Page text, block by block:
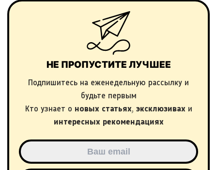
НЕ ПРОПУСТИТЕ ЛУЧШЕЕ
Подпишитесь на еженедельную рассылку и
будьте первым
Кто узнает о новых статьях, эксклюзивах и
интересных рекомендациях